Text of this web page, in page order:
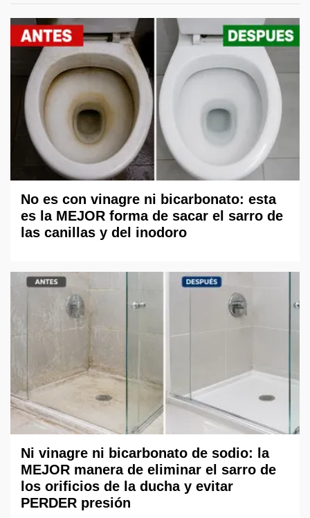
No es con vinagre ni bicarbonato: esta
es la MEJOR forma de sacar el sarro de
las canillas y del inodoro
Ni vinagre ni bicarbonato de sodio: la
MEJOR manera de eliminar el sarro de
los orificios de la ducha y evitar
PERDER presión